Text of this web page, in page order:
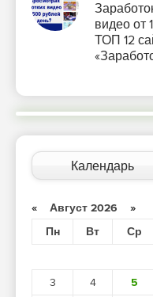
видео от
ТОП 12
Календарь
« Август 2026 »
Пн
Вт Ср
3
4 5